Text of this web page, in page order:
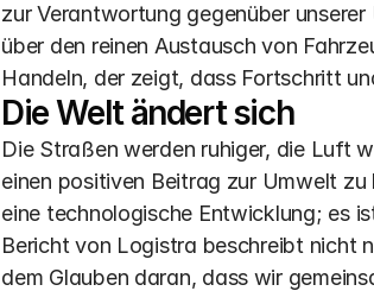
zur Verantwortung gegenüber
über den reinen Austausch von
Handeln, der zeigt, dass Fortschritt
Die Welt ändert sich
Die Straßen werden ruhiger, die Luft
einen positiven Beitrag zur Umwelt
eine technologische Entwicklung; es
Bericht von Logistra beschreibt nicht
dem Glauben daran, dass wir